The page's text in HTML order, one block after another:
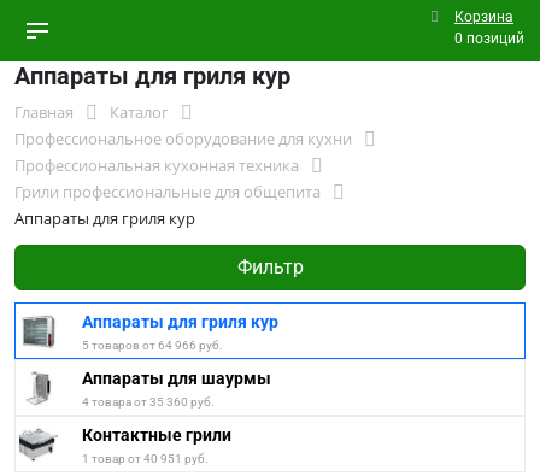
Корзина
0 позиций
Аппараты для гриля кур
Главная
Каталог
Профессиональное оборудование для кухни
Профессиональная кухонная техника
Грили профессиональные для общепита
Аппараты для гриля кур
Фильтр
Аппараты для гриля кур
5 товаров от 64 966 руб.
Аппараты для шаурмы
4 товара от 35 360 руб.
Контактные грили
1 товар от 40 951 руб.